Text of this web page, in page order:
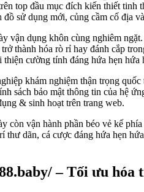
top đầu mục đích kiến thiết
sử dụng mới, củng cầm cố địa
vận dụng khôn cùng nghiêm
thành hóa rò rỉ hay đánh cắp
cường tính đáng hứa hẹn
khám nghiệm thận trọng
sách bảo mật thông tin của
& sinh hoạt trên trang web.
còn vận hành phần béo vẻ kế
dãn, cá cược đáng hứa hẹn
– Tối ưu